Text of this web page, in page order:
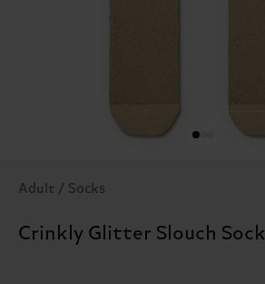
Adult / Socks
Crinkly Glitter Slouch Sock